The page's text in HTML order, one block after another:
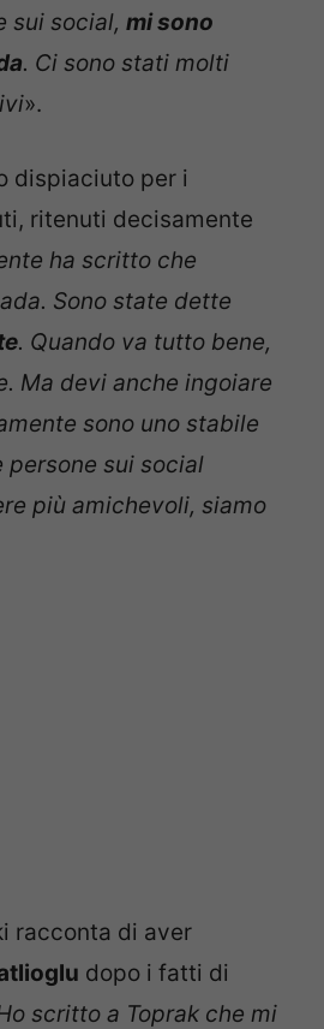
sui social, mi sono
. Ci sono stati molti
».
dispiaciuto per i
ritenuti decisamente
ha scritto che
Sono state dette
. Quando va tutto bene,
Ma devi anche ingoiare
sono uno stabile
persone sui social
più amichevoli, siamo
racconta di aver
dopo i fatti di
scritto a Toprak che mi